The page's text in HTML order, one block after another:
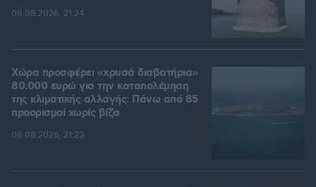
08.08.2026, 21:24
Χώρα προσφέρει «χρυσά διαβατήρια»
80.000 ευρώ για την καταπολέμηση
της κλιματικής αλλαγής: Πάνω από 85
προορισμοί χωρίς βίζα
08.08.2026, 21:23